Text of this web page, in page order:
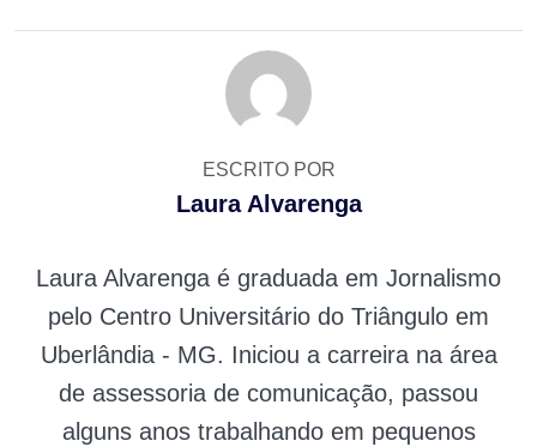
ESCRITO POR
Laura Alvarenga
Laura Alvarenga é graduada em Jornalismo
pelo Centro Universitário do Triângulo em
Uberlândia - MG. Iniciou a carreira na área
de assessoria de comunicação, passou
alguns anos trabalhando em pequenos